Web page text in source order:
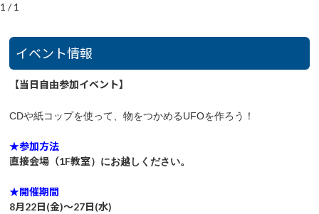
1 /1
イベント情報
【当日自由参加イベント】
CDや紙コップを使って、物をつかめるUFOを作ろう！
★参加方法
直接会場（1F教室）にお越しください。
★開催期間
8月22日(金)～27日(水)